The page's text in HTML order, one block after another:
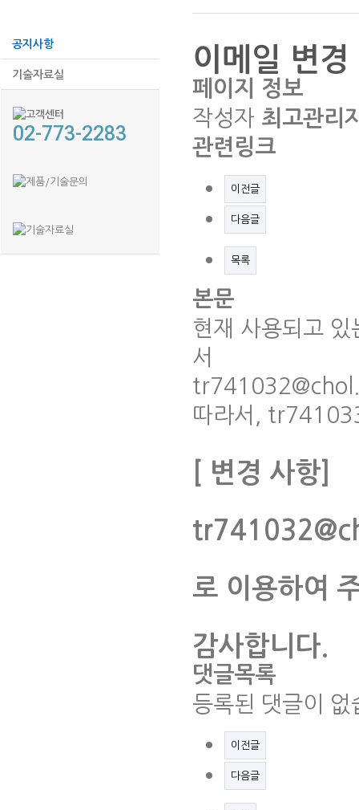
공지사항
기술자료실
02-773-2283
이메일 변경
페이지 정보
작성자 최고관리
관련링크
이전글
다음글
목록
본문
현재 사용되고
서
따라서,
[ 변경 사항]
로 이용하여
감사합니다.
댓글목록
등록된 댓글이 없
이전글
다음글